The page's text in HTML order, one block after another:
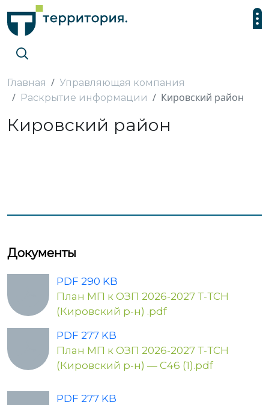
Главная
Управляющая компания
Раскрытие информации
Кировский район
Кировский район
Документы
PDF 290 KB
План МП к ОЗП 2026-2027 Т-ТСН
(Кировский р-н) .pdf
PDF 277 KB
План МП к ОЗП 2026-2027 Т-ТСН
(Кировский р-н) — С46 (1).pdf
PDF 277 KB